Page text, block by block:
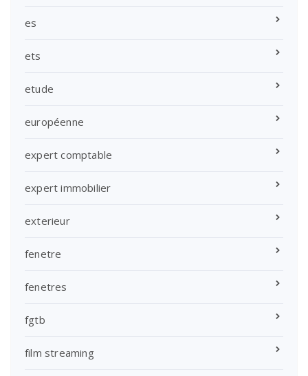
es
ets
etude
européenne
expert comptable
expert immobilier
exterieur
fenetre
fenetres
fgtb
film streaming